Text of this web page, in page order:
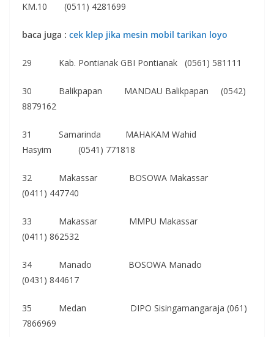
KM.10 (0511) 4281699
baca juga : cek klep jika mesin mobil tarikan loyo
29 Kab. Pontianak GBI Pontianak (0561) 581111
30 Balikpapan MANDAU Balikpapan (0542)
8879162
31 Samarinda MAHAKAM Wahid
Hasyim (0541) 771818
32 Makassar BOSOWA Makassar
(0411) 447740
33 Makassar MMPU Makassar
(0411) 862532
34 Manado BOSOWA Manado
(0431) 844617
35 Medan DIPO Sisingamangaraja (061)
7866969